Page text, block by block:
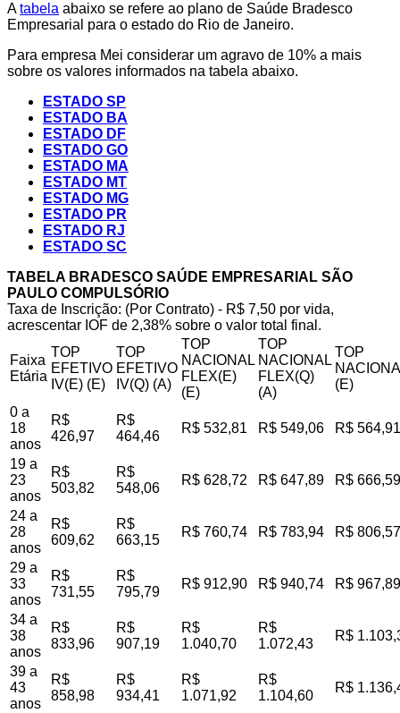
Atabela abaixo se refere ao plano de Saúde Bradesco
Empresarial para o estado do Rio de Janeiro.
Para empresa Mei considerar um agravo de 10% a mais
sobre os valores informados na tabela abaixo.
ESTADO SP
ESTADO BA
ESTADO DF
ESTADO GO
ESTADO MA
ESTADO MT
ESTADO MG
ESTADO PR
ESTADO RJ
ESTADO SC
TABELA BRADESCO SAÚDE EMPRESARIAL SÃO
PAULO COMPULSÓRIO
Taxa de Inscrição: (Por Contrato) - R$ 7,50 por vida,
acrescentar IOF de 2,38% sobre o valor total final.
Faixa
Etária
TOP
EFETIVO
IV(E) (E)
TOP
EFETIVO
IV(Q) (A)
TOP
NACIONAL
FLEX(E)
(E)
TOP
NACIONAL
FLEX(Q)
(A)
TOP
(E)
0 a
18
anos
R$
426,97
R$
464,46
R$ 532,81 R$ 549,06 R$ 564,91
19 a
23
anos
R$
503,82
R$
548,06
R$ 628,72 R$ 647,89 R$ 666,59
24 a
28
anos
R$
609,62
R$
663,15
R$ 760,74 R$ 783,94 R$ 806,57
29 a
33
anos
R$
731,55
R$
795,79
R$ 912,90 R$ 940,74 R$ 967,89
34 a
38
anos
R$
833,96
R$
907,19
R$
1.040,70
R$
1.072,43
R$
39 a
43
anos
R$
858,98
R$
934,41
R$
1.071,92
R$
1.104,60
R$